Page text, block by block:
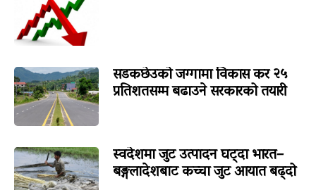
सडकछेउको जग्गामा विकास कर २५
प्रतिशतसम्म बढाउने सरकारको तयारी
स्वदेशमा जुट उत्पादन घट्दा भारत–
बङ्गलादेशबाट कच्चा जुट आयात बढ्दो